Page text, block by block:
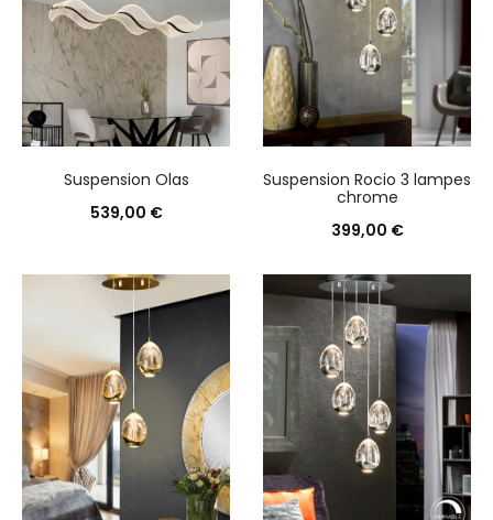
Suspension Olas
539,00 €
Suspension Rocio 3 lampes
chrome
399,00 €